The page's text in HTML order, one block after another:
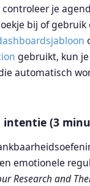
je
bij of
gebruikt, kun
automatisch
intentie (3
emotionele
Research and